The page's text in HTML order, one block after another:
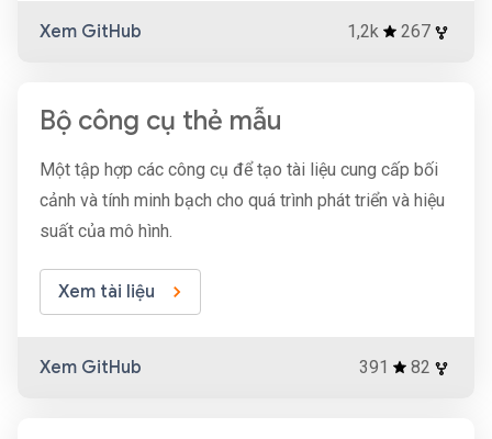
Xem GitHub 1,2k 267
Bộ công cụ thẻ mẫu
Một tập hợp các công cụ để tạo tài liệu cung cấp bối
cảnh và tính minh bạch cho quá trình phát triển và hiệu
suất của mô hình.
Xem tài liệu
Xem GitHub 391 82